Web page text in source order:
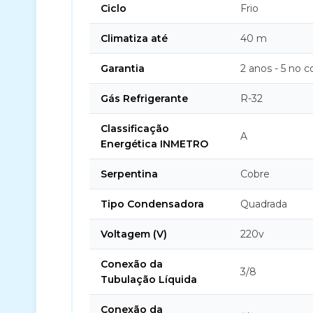
Ciclo Frio
Climatiza até 40 m
Garantia 2 anos - 5 no
Gás Refrigerante R-32
Classificação
Energética INMETRO
A
Serpentina Cobre
Tipo Condensadora Quadrada
Voltagem (V) 220v
Conexão da
Tubulação Líquida
3/8
Conexão da